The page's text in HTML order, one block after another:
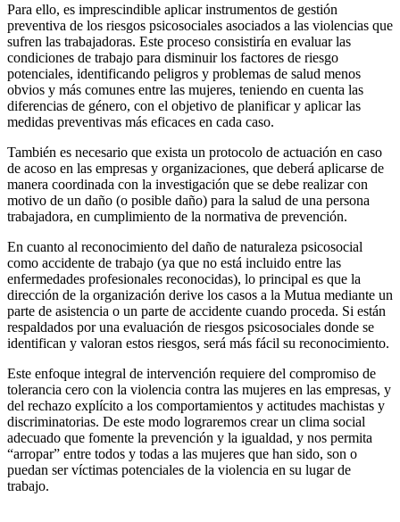
Para ello, es imprescindible aplicar instrumentos de gestión
preventiva de los riesgos psicosociales asociados a las violencias que
sufren las trabajadoras. Este proceso consistiría en evaluar las
condiciones de trabajo para disminuir los factores de riesgo
potenciales, identificando peligros y problemas de salud menos
obvios y más comunes entre las mujeres, teniendo en cuenta las
diferencias de género, con el objetivo de planificar y aplicar las
medidas preventivas más eficaces en cada caso.
También es necesario que exista un protocolo de actuación en caso
de acoso en las empresas y organizaciones, que deberá aplicarse de
manera coordinada con la investigación que se debe realizar con
motivo de un daño (o posible daño) para la salud de una persona
trabajadora, en cumplimiento de la normativa de prevención.
En cuanto al reconocimiento del daño de naturaleza psicosocial
como accidente de trabajo (ya que no está incluido entre las
enfermedades profesionales reconocidas), lo principal es que la
dirección de la organización derive los casos a la Mutua mediante un
parte de asistencia o un parte de accidente cuando proceda. Si están
respaldados por una evaluación de riesgos psicosociales donde se
identifican y valoran estos riesgos, será más fácil su reconocimiento.
Este enfoque integral de intervención requiere del compromiso de
tolerancia cero con la violencia contra las mujeres en las empresas, y
del rechazo explícito a los comportamientos y actitudes machistas y
discriminatorias. De este modo lograremos crear un clima social
adecuado que fomente la prevención y la igualdad, y nos permita
“arropar” entre todos y todas a las mujeres que han sido, son o
puedan ser víctimas potenciales de la violencia en su lugar de
trabajo.